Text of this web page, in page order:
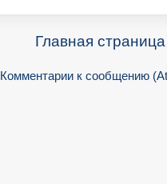
Главная страница
Комментарии к сообщению